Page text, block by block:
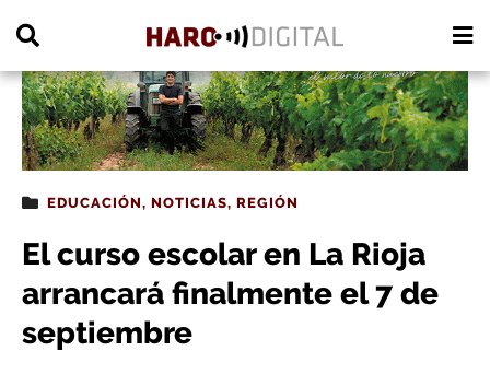
EDUCACIÓN, NOTICIAS, REGIÓN
El curso escolar en La Rioja
arrancará finalmente el 7 de
septiembre